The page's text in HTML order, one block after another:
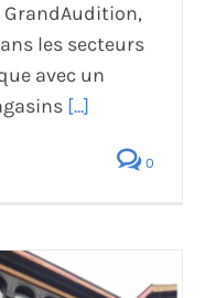
les secteurs
avec un
[...]
0